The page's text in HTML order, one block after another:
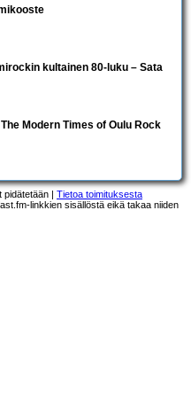
kultainen 80-luku – Sata
Modern Times of Oulu Rock
| Tietoa toimituksesta
linkkien sisällöstä eikä takaa niiden